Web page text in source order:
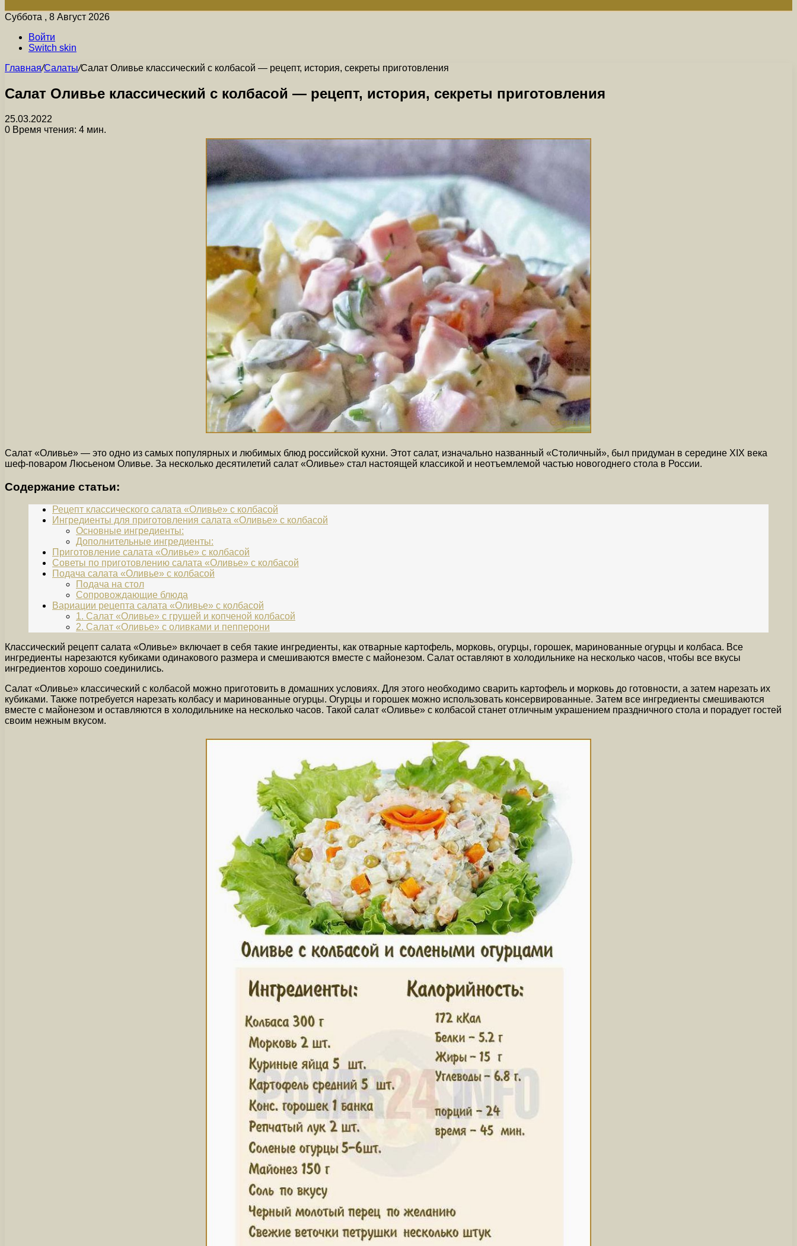
Суббота , 8 Август 2026
Войти
Switch skin
Главная/Салаты/Салат Оливье классический с колбасой — рецепт, история, секреты приготовления
Салат Оливье классический с колбасой — рецепт, история, секреты приготовления
25.03.2022
0 Время чтения: 4 мин.
Салат «Оливье» — это одно из самых популярных и любимых блюд российской кухни. Этот салат, изначально названный «Столичный», был придуман в середине XIX века
шеф-поваром Люсьеном Оливье. За несколько десятилетий салат «Оливье» стал настоящей классикой и неотъемлемой частью новогоднего стола в России.
Содержание статьи:
Рецепт классического салата «Оливье» с колбасой
Ингредиенты для приготовления салата «Оливье» с колбасой
Основные ингредиенты:
Дополнительные ингредиенты:
Приготовление салата «Оливье» с колбасой
Советы по приготовлению салата «Оливье» с колбасой
Подача салата «Оливье» с колбасой
Подача на стол
Сопровождающие блюда
Вариации рецепта салата «Оливье» с колбасой
1. Салат «Оливье» с грушей и копченой колбасой
2. Салат «Оливье» с оливками и пепперони
Классический рецепт салата «Оливье» включает в себя такие ингредиенты, как отварные картофель, морковь, огурцы, горошек, маринованные огурцы и колбаса. Все
ингредиенты нарезаются кубиками одинакового размера и смешиваются вместе с майонезом. Салат оставляют в холодильнике на несколько часов, чтобы все вкусы
ингредиентов хорошо соединились.
Салат «Оливье» классический с колбасой можно приготовить в домашних условиях. Для этого необходимо сварить картофель и морковь до готовности, а затем нарезать их
кубиками. Также потребуется нарезать колбасу и маринованные огурцы. Огурцы и горошек можно использовать консервированные. Затем все ингредиенты смешиваются
вместе с майонезом и оставляются в холодильнике на несколько часов. Такой салат «Оливье» с колбасой станет отличным украшением праздничного стола и порадует гостей
своим нежным вкусом.